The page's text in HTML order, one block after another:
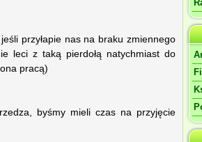
przyłapie nas na braku zmiennego
leci z taką pierdołą natychmiast do
pracą)
byśmy mieli czas na przyjęcie